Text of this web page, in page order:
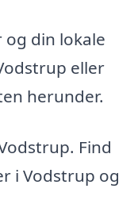
din lokale
eller
herunder.
Find
i Vodstrup og